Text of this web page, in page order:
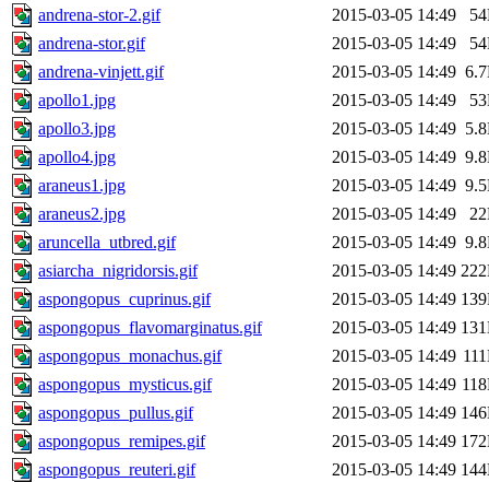
andrena-stor-2.gif
2015-03-05 14:49
andrena-stor.gif
2015-03-05 14:49
andrena-vinjett.gif
2015-03-05 14:49
apollo1.jpg
2015-03-05 14:49
apollo3.jpg
2015-03-05 14:49
apollo4.jpg
2015-03-05 14:49
araneus1.jpg
2015-03-05 14:49
araneus2.jpg
2015-03-05 14:49
aruncella_utbred.gif
2015-03-05 14:49
asiarcha_nigridorsis.gif
2015-03-05 14:49
aspongopus_cuprinus.gif
2015-03-05 14:49
aspongopus_flavomarginatus.gif
2015-03-05 14:49
aspongopus_monachus.gif
2015-03-05 14:49
aspongopus_mysticus.gif
2015-03-05 14:49
aspongopus_pullus.gif
2015-03-05 14:49
aspongopus_remipes.gif
2015-03-05 14:49
aspongopus_reuteri.gif
2015-03-05 14:49